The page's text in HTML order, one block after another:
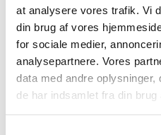
at analysere vores trafik. Vi
din brug af vores
for sociale medier,
analysepartnere. Vores
data med andre
de har indsamlet fra din brug
2018 (150)
2017 (167)
2016 (167)
2015 (33)